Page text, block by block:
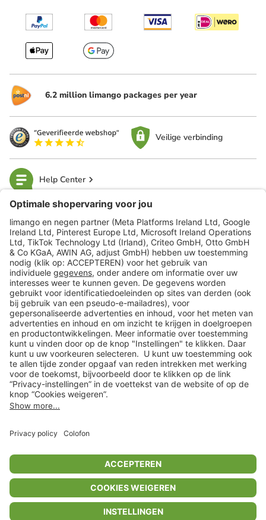
In winkelwagentje voor
6.2 million limango packages per year
Veilige verbinding
Help Center
limango
Veilig winkelen
Klantenservice
Shop
Acties
limango.de limango.pl
** Alle prijsopgaven zijn inclusief belasting en exclusief verzendkosten
ᵃ Bij een minimale bestelwaarde van €15.